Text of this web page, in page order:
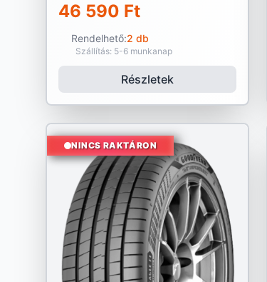
46 590 Ft
Rendelhető:2 db
Szállítás: 5-6 munkanap
Részletek
NINCS RAKTÁRON